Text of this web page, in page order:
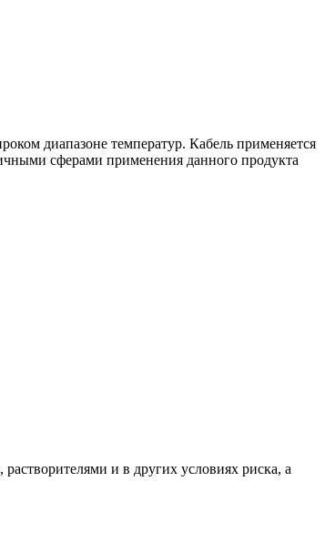
диапазоне температур. Кабель применяется
сферами применения данного продукта
и в других условиях риска, а